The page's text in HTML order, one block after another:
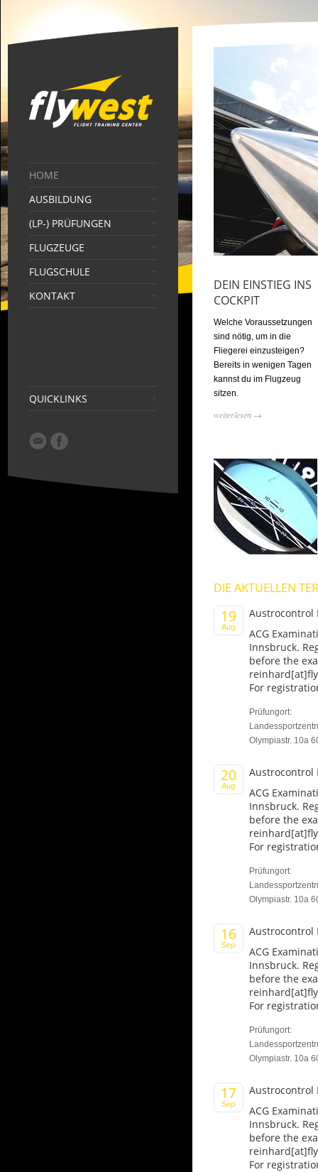
HOME
AUSBILDUNG
(LP-) PRÜFUNGEN
FLUGZEUGE
FLUGSCHULE
KONTAKT
QUICKLINKS
DEIN EINSTIEG INS
COCKPIT
Welche Voraussetzungen
sind nötig, um in die
Fliegerei einzusteigen?
Bereits in wenigen Tagen
kannst du im Flugzeug
sitzen.
weiterlesen →
DIE AKTUELLEN
19
Aug
Austrocontrol
ACG
Innsbruck.
before the
For
Prüfungort:
Olympiastr. 10a
20
Aug
Austrocontrol
ACG
Innsbruck.
before the
For
Prüfungort:
Olympiastr. 10a
16
Sep
Austrocontrol
ACG
Innsbruck.
before the
For
Prüfungort:
Olympiastr. 10a
17
Sep
Austrocontrol
ACG
Innsbruck.
before the
For